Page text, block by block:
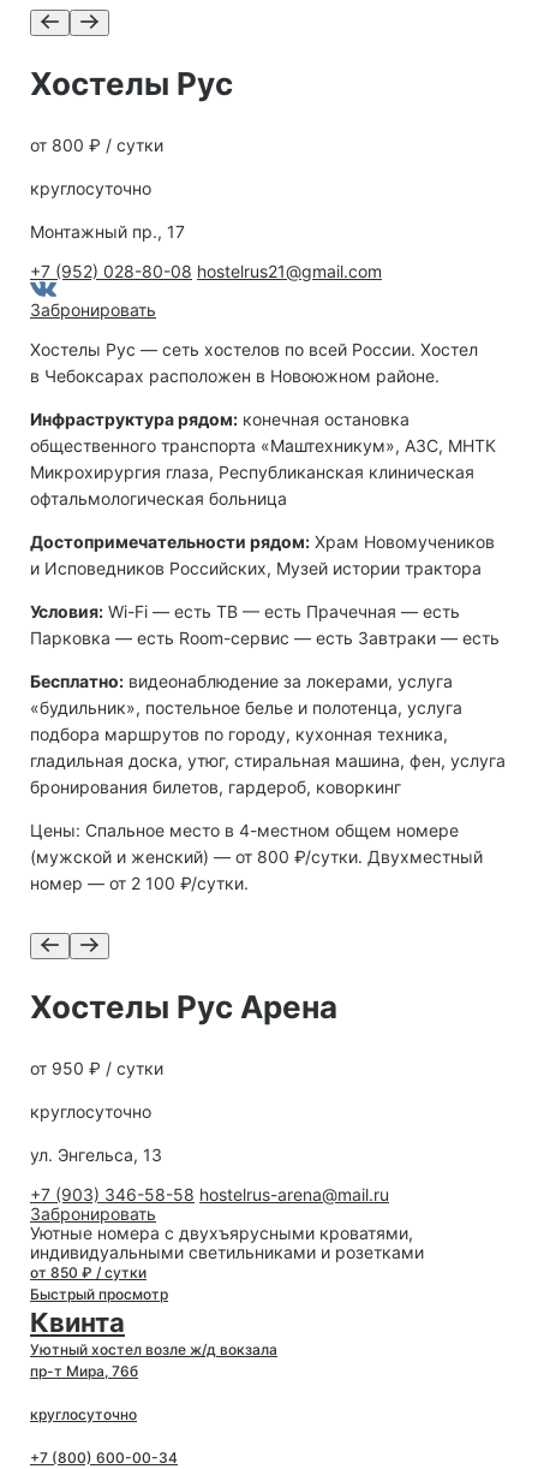
Хостелы Рус
от 800 ₽ / сутки
круглосуточно
Монтажный пр., 17
+7 (952) 028-80-08 hostelrus21@gmail.com
Забронировать
Хостелы Рус — сеть хостелов по всей России. Хостел
в Чебоксарах расположен в Новоюжном районе.
Инфраструктура рядом: конечная остановка
общественного транспорта «Маштехникум», АЗС, МНТК
Микрохирургия глаза, Республиканская клиническая
офтальмологическая больница
Достопримечательности рядом: Храм Новомучеников
и Исповедников Российских, Музей истории трактора
Условия: Wi-Fi — есть ТВ — есть Прачечная — есть
Парковка — есть Room-сервис — есть Завтраки — есть
Бесплатно: видеонаблюдение за локерами, услуга
«будильник», постельное белье и полотенца, услуга
подбора маршрутов по городу, кухонная техника,
гладильная доска, утюг, стиральная машина, фен, услуга
бронирования билетов, гардероб, коворкинг
Цены: Спальное место в 4-местном общем номере
(мужской и женский) — от 800 ₽/сутки. Двухместный
номер — от 2 100 ₽/сутки.
Хостелы Рус Арена
от 950 ₽ / сутки
круглосуточно
ул. Энгельса, 13
+7 (903) 346-58-58 hostelrus-arena@mail.ru
Забронировать
Уютные номера с двухъярусными кроватями,
индивидуальными светильниками и розетками
от 850 ₽ / сутки
Быстрый просмотр
Квинта
Уютный хостел возле ж/д вокзала
пр-т Мира, 76б
круглосуточно
+7 (800) 600-00-34